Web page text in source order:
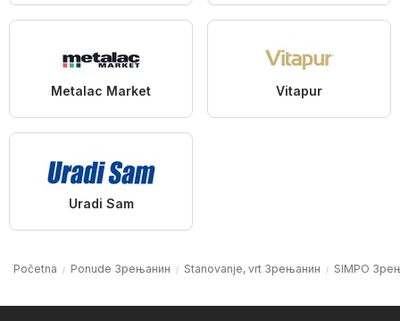
Metalac Market Vitapur
Uradi Sam
Početna Ponude Зрењанин Stanovanje, vrt Зрењанин SIMPO